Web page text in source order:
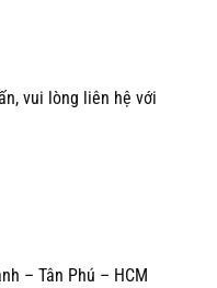
vui lòng liên hệ với
– Tân Phú – HCM